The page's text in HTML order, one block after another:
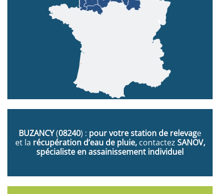
BUZANCY(08240) : pour votre station de relevage
et la récupération d’eau de pluie, contactez SANOV,
spécialiste en assainissement individuel